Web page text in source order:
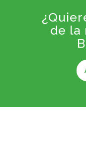
de la